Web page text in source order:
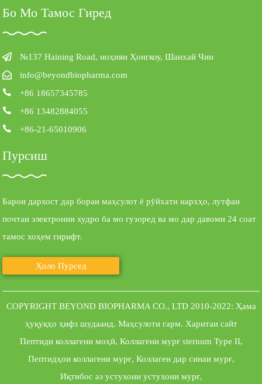
Бо Мо Тамос Гиред
№137 Haining Road, ноҳияи Ҳонгкоу, Шанхай Чин
info@beyondbiopharma.com
+86 18657345785
+86 13482884055
+86-21-65010906
Пурсиш
Барои дархост дар бораи маҳсулот ё рӯйхати нархҳо, лутфан
почтаи электронии худро ба мо гузоред ва мо дар давоми 24 соат
тамос хоҳем гирифт.
Ҳоло Пурсед
COPYRIGHT BEYOND BIOPHARMA CO., LTD 2010-2022: Ҳама
ҳуқуқҳо ҳифз шудаанд. Маҳсулоти гарм. Харитаи сайт
Пептиди коллагени моҳӣ, Коллагени мурғ sternum Type II,
Пептидҳои коллагени мурғ, Коллаген дар синаи мурғ,
Иқтибос аз устухони устухони мурғ,